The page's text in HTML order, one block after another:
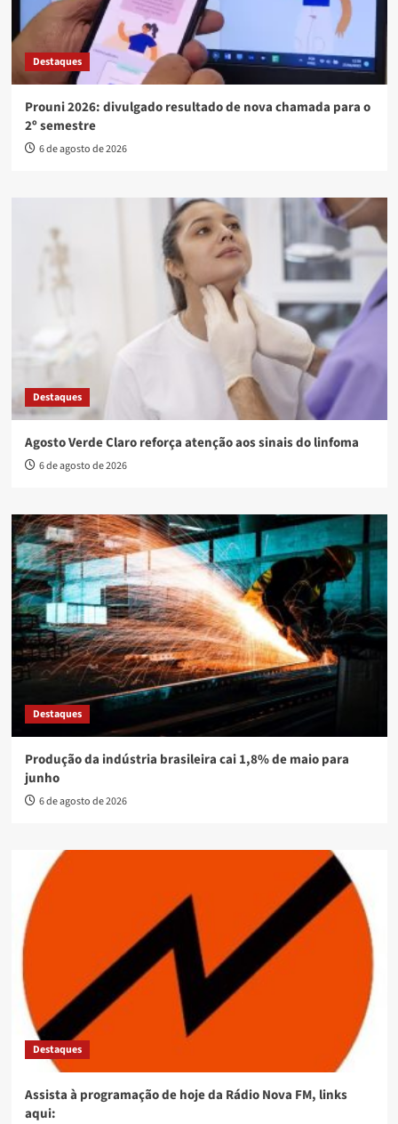
Destaques
Prouni 2026: divulgado resultado de nova chamada para o
2º semestre
6 de agosto de 2026
Destaques
Agosto Verde Claro reforça atenção aos sinais do linfoma
6 de agosto de 2026
Destaques
Produção da indústria brasileira cai 1,8% de maio para
junho
6 de agosto de 2026
Destaques
Assista à programação de hoje da Rádio Nova FM, links
aqui: